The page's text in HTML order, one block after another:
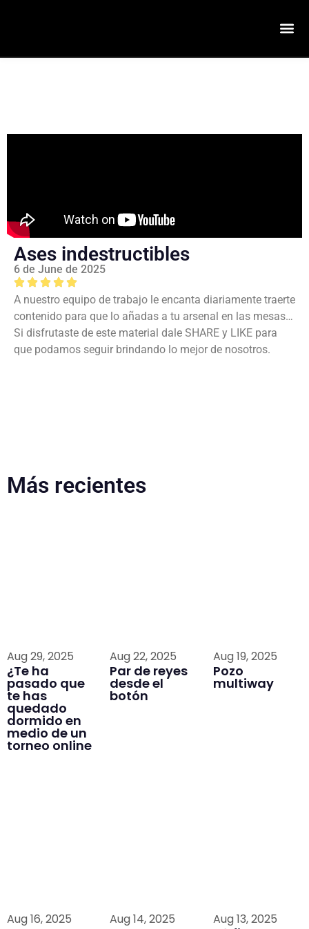
Ases indestructibles
6 de June de 2025
A nuestro equipo de trabajo le encanta diariamente traerte
contenido para que lo añadas a tu arsenal en las mesas…
Si disfrutaste de este material dale SHARE y LIKE para
que podamos seguir brindando lo mejor de nosotros.
Más recientes
Aug 29, 2025
¿Te ha
pasado que
te has
quedado
dormido en
medio de un
torneo online
Aug 22, 2025
Par de reyes
desde el
botón
Aug 19, 2025
Pozo
multiway
Aug 16, 2025 Aug 14, 2025 Aug 13, 2025